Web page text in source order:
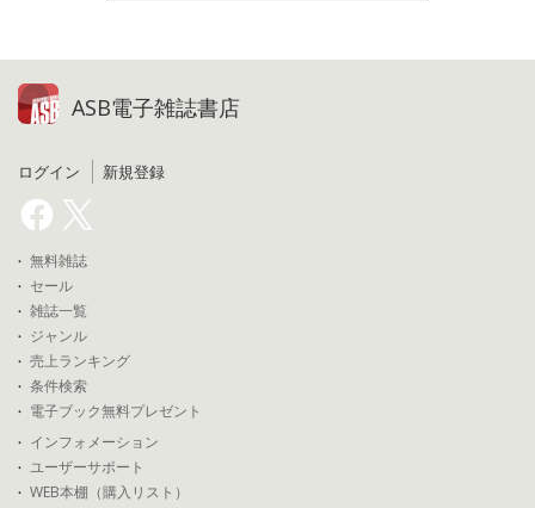
ASB電子雑誌書店
ログイン 新規登録
無料雑誌
セール
雑誌一覧
ジャンル
売上ランキング
条件検索
電子ブック無料プレゼント
インフォメーション
ユーザーサポート
WEB本棚（購入リスト）